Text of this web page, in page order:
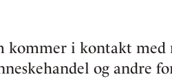
kommer i kontakt med
og andre